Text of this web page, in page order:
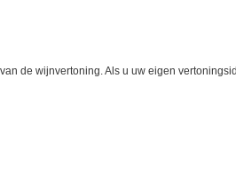
de wijnvertoning. Als u uw eigen